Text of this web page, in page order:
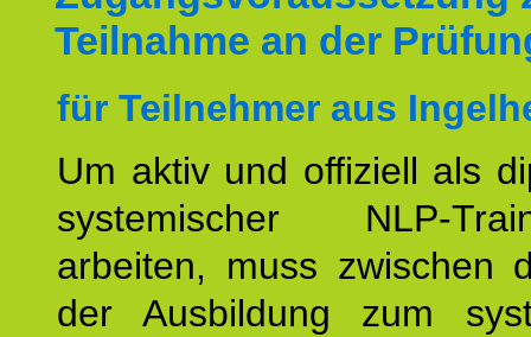
Teilnahme an der
für Teilnehmer aus
Um aktiv und offiziell als
systemischer NLP-
arbeiten, muss zwischen
der Ausbildung zum